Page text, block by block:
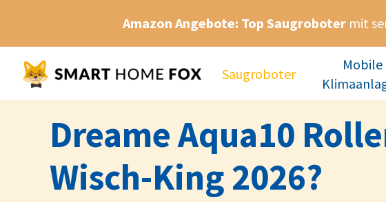
Amazon Angebote: Top Saugrobotermit
Saugroboter
Mobile
Dreame Aqua10
Wisch-King 2026?